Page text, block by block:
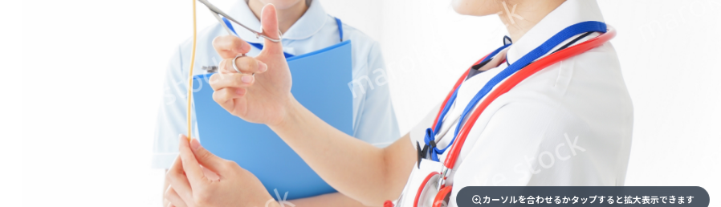
カーソルを合わせるかタップすると拡大表示できます